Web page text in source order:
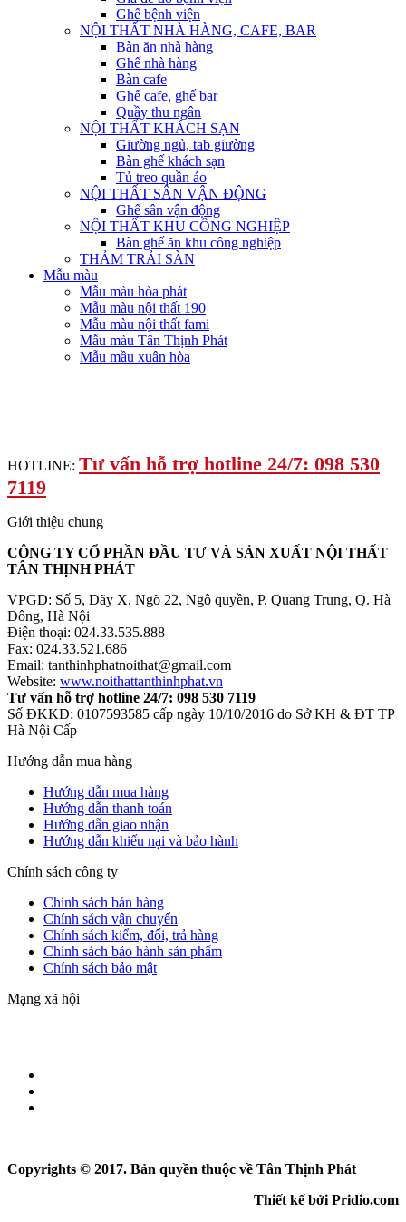
Ghế bệnh viện
NỘI THẤT NHÀ HÀNG, CAFE, BAR
Bàn ăn nhà hàng
Ghế nhà hàng
Bàn cafe
Ghế cafe, ghế bar
Quầy thu ngân
NỘI THẤT KHÁCH SẠN
Giường ngủ, tab giường
Bàn ghế khách sạn
Tủ treo quần áo
NỘI THẤT SÂN VẬN ĐỘNG
Ghế sân vận động
NỘI THẤT KHU CÔNG NGHIỆP
Bàn ghế ăn khu công nghiệp
THẢM TRẢI SÀN
Mẫu màu
Mẫu màu hòa phát
Mẫu màu nội thất 190
Mẫu màu nội thất fami
Mẫu màu Tân Thịnh Phát
Mẫu mầu xuân hòa
HOTLINE: Tư vấn hỗ trợ hotline 24/7: 098 530
7119
Giới thiệu chung
CÔNG TY CỔ PHẦN ĐẦU TƯ VÀ SẢN XUẤT NỘI THẤT
TÂN THỊNH PHÁT
VPGD: Số 5, Dãy X, Ngõ 22, Ngô quyền, P. Quang Trung, Q. Hà
Đông, Hà Nội
Điện thoại: 024.33.535.888
Fax: 024.33.521.686
Email: tanthinhphatnoithat@gmail.com
Website: www.noithattanthinhphat.vn
Tư vấn hỗ trợ hotline 24/7: 098 530 7119
Số ĐKKD: 0107593585 cấp ngày 10/10/2016 do Sở KH & ĐT TP
Hà Nội Cấp
Hướng dẫn mua hàng
Hướng dẫn mua hàng
Hướng dẫn thanh toán
Hướng dẫn giao nhận
Hướng dẫn khiếu nại và bảo hành
Chính sách công ty
Chính sách bán hàng
Chính sách vận chuyển
Chính sách kiểm, đổi, trả hàng
Chính sách bảo hành sản phẩm
Chính sách bảo mật
Mạng xã hội
Copyrights © 2017. Bản quyền thuộc về Tân Thịnh Phát
Thiết kế bởi Pridio.com